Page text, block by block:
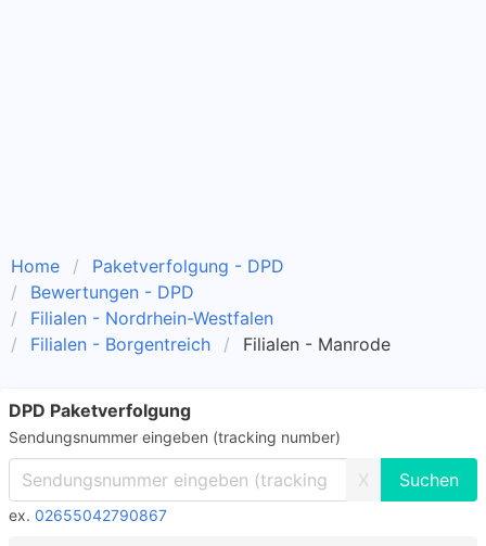
Home
Paketverfolgung - DPD
Bewertungen - DPD
Filialen - Nordrhein-Westfalen
Filialen - Borgentreich
Filialen - Manrode
DPD Paketverfolgung
Sendungsnummer eingeben (tracking number)
X
ex. 02655042790867